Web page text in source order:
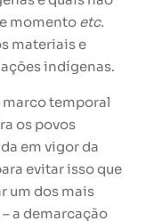
momento etc.
materiais e
indígenas.
marco temporal
os povos
em vigor da
evitar isso que
um dos mais
a demarcação